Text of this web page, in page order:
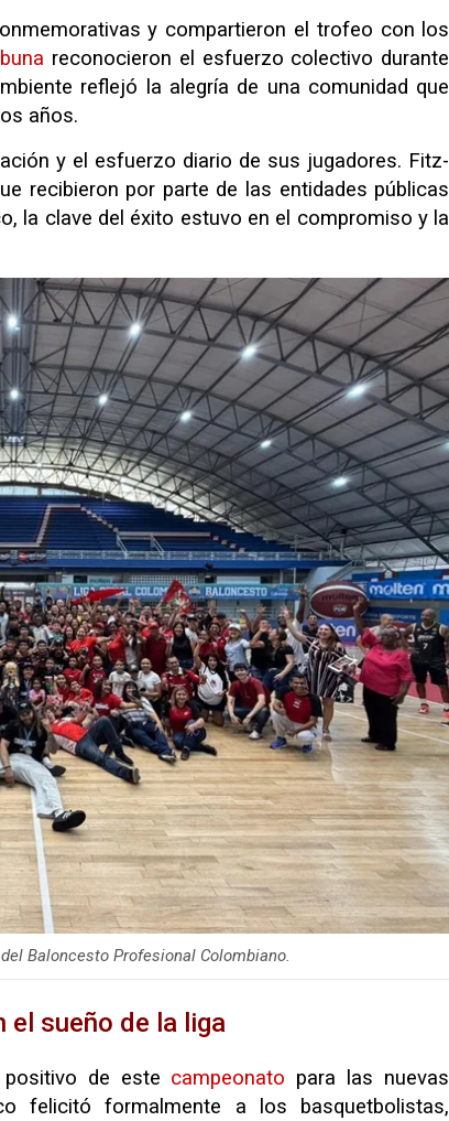
y compartieron el trofeo con los
reconocieron el esfuerzo colectivo durante
reflejó la alegría de una comunidad que
años.
y el esfuerzo diario de sus jugadores. Fitz-
recibieron por parte de las entidades públicas
la clave del éxito estuvo en el compromiso y la
Baloncesto Profesional Colombiano.
sueño de la liga
de este campeonato para las nuevas
felicitó formalmente a los basquetbolistas,